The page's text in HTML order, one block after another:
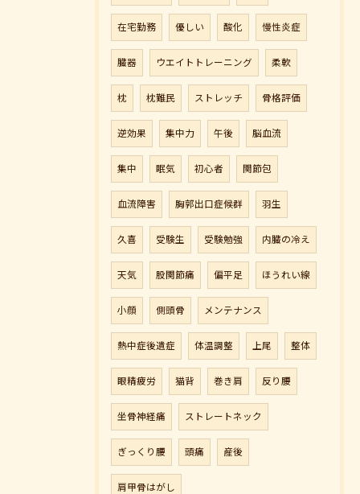
在宅勤務 優しい 酸化 慢性炎症
臓器 ウエイトトレーニング 柔軟
枕 枕難民 ストレッチ 骨格評価
逆効果 集中力 午後 脳血流
集中 眠気 初心者 関節包
血流障害 胸郭出口症候群 羽生
久喜 受験生 受験勉強 内臓の冷え
天気 股関節痛 偏平足 ほうれい線
小顔 側頭骨 メンテナンス
熱中症後遺症 体温調整 上尾 整体
眼精疲労 猫背 巻き肩 反り腰
坐骨神経痛 ストレートネック
ぎっくり腰 頭痛 産後
肩甲骨はがし